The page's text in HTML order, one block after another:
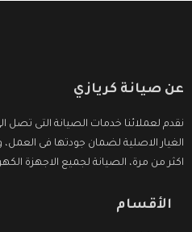
عن صيانة كريازي
نقدم لعملائنا خدمات الصيانة التى
الغيار الاصلية لضمان جودتها فى
اكثر من مرة، الصيانة لجميع الاجهزة
الأقسام